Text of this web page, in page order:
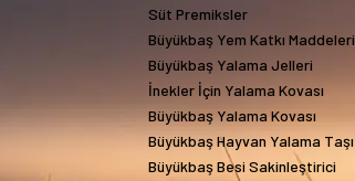
Süt Premiksler
Büyükbaş Yem Katkı Maddeleri
Büyükbaş Yalama Jelleri
İnekler İçin Yalama Kovası
Büyükbaş Yalama Kovası
Büyükbaş Hayvan Yalama Taşı
Büyükbaş Besi Sakinleştirici